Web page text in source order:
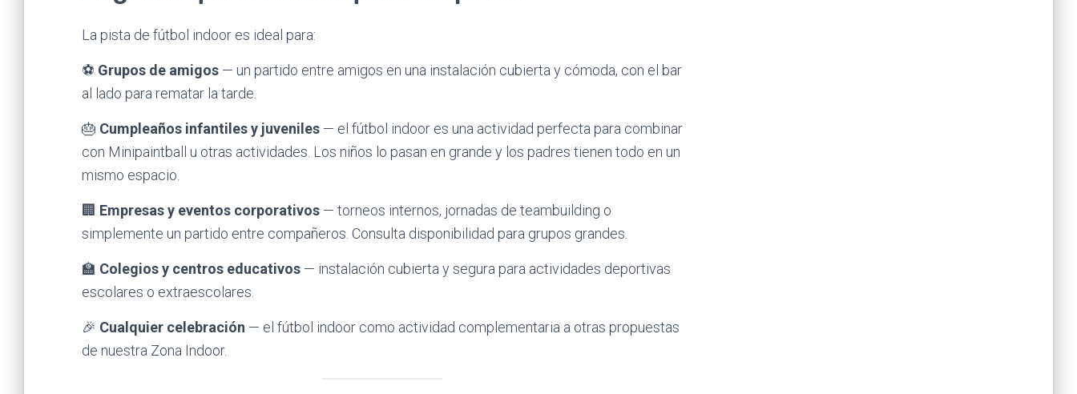
La pista de fútbol indoor es ideal para:
⚽ Grupos de amigos — un partido entre amigos en una instalación cubierta y cómoda, con el bar
al lado para rematar la tarde.
🎂 Cumpleaños infantiles y juveniles — el fútbol indoor es una actividad perfecta para combinar
con Minipaintball u otras actividades. Los niños lo pasan en grande y los padres tienen todo en un
mismo espacio.
🏢 Empresas y eventos corporativos — torneos internos, jornadas de teambuilding o
simplemente un partido entre compañeros. Consulta disponibilidad para grupos grandes.
🏫 Colegios y centros educativos — instalación cubierta y segura para actividades deportivas
escolares o extraescolares.
🎉 Cualquier celebración — el fútbol indoor como actividad complementaria a otras propuestas
de nuestra Zona Indoor.